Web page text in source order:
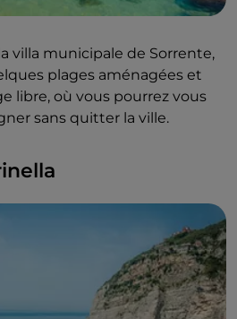
villa municipale de Sorrente,
plages aménagées et
libre, où vous pourrez vous
sans quitter la ville.